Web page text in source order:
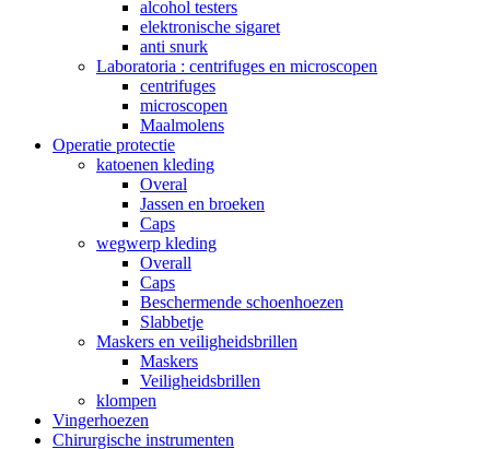
alcohol testers
elektronische sigaret
anti snurk
Laboratoria : centrifuges en microscopen
centrifuges
microscopen
Maalmolens
Operatie protectie
katoenen kleding
Overal
Jassen en broeken
Caps
wegwerp kleding
Overall
Caps
Beschermende schoenhoezen
Slabbetje
Maskers en veiligheidsbrillen
Maskers
Veiligheidsbrillen
klompen
Vingerhoezen
Chirurgische instrumenten